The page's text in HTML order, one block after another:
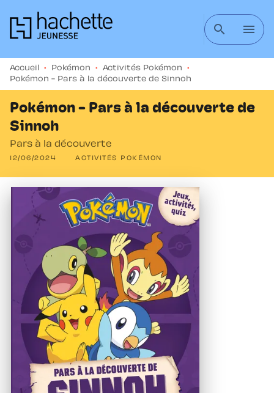
MENU RECHERCHE CONTENU
search menu
Accueil • Pokémon • Activités Pokémon
•
Pokémon - Pars à la découverte de Sinnoh
Pokémon - Pars à la découverte de
Sinnoh
Pars à la découverte
12/06/2024 ACTIVITÉS POKÉMON